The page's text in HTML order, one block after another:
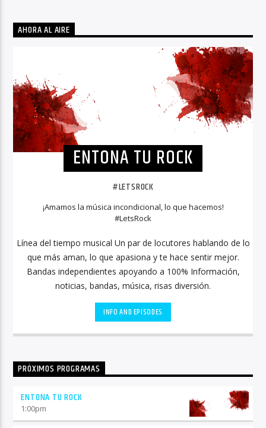
AHORA AL AIRE
ENTONA TU ROCK
#LETSROCK
¡Amamos la música incondicional, lo que hacemos!
#LetsRock
Línea del tiempo musical Un par de locutores hablando de lo
que más aman, lo que apasiona y te hace sentir mejor.
Bandas independientes apoyando a 100% Información,
noticias, bandas, música, risas diversión.
INFO AND EPISODES
PRÓXIMOS PROGRAMAS
ENTONA TU ROCK
1:00pm